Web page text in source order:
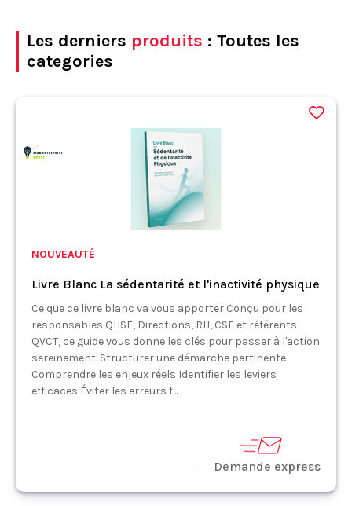
Les derniers produits : Toutes les
categories
NOUVEAUTÉ
Livre Blanc La sédentarité et l'inactivité physique
Ce que ce livre blanc va vous apporter Conçu pour les
responsables QHSE, Directions, RH, CSE et référents
QVCT, ce guide vous donne les clés pour passer à l'action
sereinement. Structurer une démarche pertinente
Comprendre les enjeux réels Identifier les leviers
efficaces Éviter les erreurs f...
Demande express